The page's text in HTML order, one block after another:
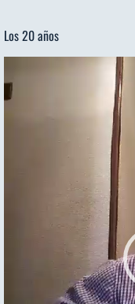
Los 20 años
de
vídeo